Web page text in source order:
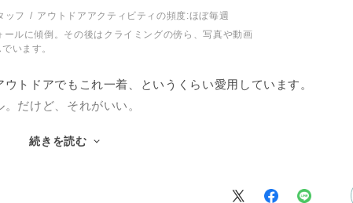
ッフ アウトドアアクティビティの頻度:ほぼ毎週
ルに傾倒。その後はクライミングの傍ら、写真や動画
います。
トドアでもこれ一着、というくらい愛用しています。
だけど、それがいい。
ロドットのリップストップは驚くほど薄く、しっとりし
言えばデリケートな生地なので、引っかけにはご注意。
続きを読む